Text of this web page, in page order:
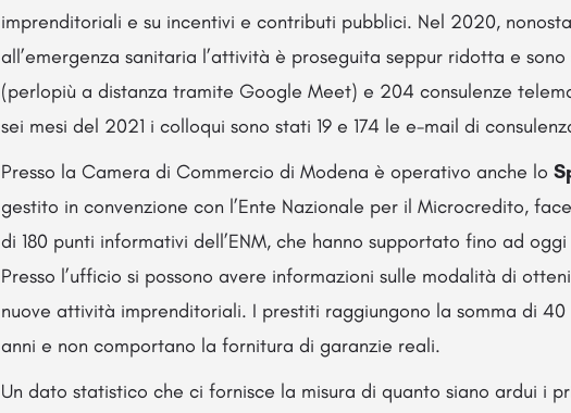
imprenditoriali e su incentivi e contributi pubblici. Nel 2020,
all’emergenza sanitaria l’attività è proseguita seppur ridotta e
(perlopiù a distanza tramite Google Meet) e 204 consulenze
sei mesi del 2021 i colloqui sono stati 19 e 174 le e-mail di
Presso la Camera di Commercio di Modena è operativo anche lo
gestito in convenzione con l’Ente Nazionale per il Microcredito,
di 180 punti informativi dell’ENM, che hanno supportato fino ad
Presso l’ufficio si possono avere informazioni sulle modalità di
nuove attività imprenditoriali. I prestiti raggiungono la somma di 40
anni e non comportano la fornitura di garanzie reali.
Un dato statistico che ci fornisce la misura di quanto siano ardui i